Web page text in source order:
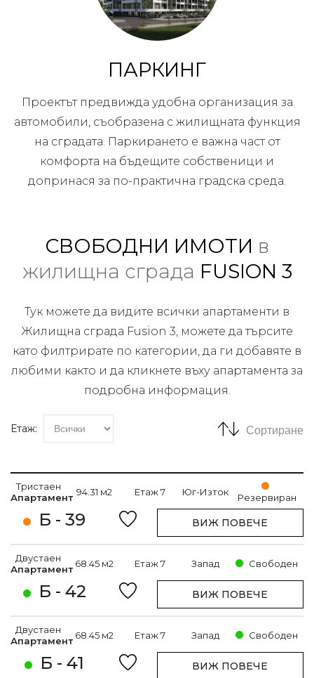
ПАРКИНГ
Проектът предвижда удобна организация за
автомобили, съобразена с жилищната функция
на сградата. Паркирането е важна част от
комфорта на бъдещите собственици и
допринася за по-практична градска среда.
СВОБОДНИ ИМОТИ в
жилищна сграда FUSION 3
Тук можете да видите всички апартаменти в
Жилищна сграда Fusion 3, можете да търсите
като филтрирате по категории, да ги добавяте в
любими както и да кликнете въху апартамента за
подробна информация.
Етаж: Сортиране
Б - 39
Тристаен
Апартамент 94.31 м2 Етаж 7 Юг-Изток Резервиран
ВИЖ ПОВЕЧЕ
Б - 42
Двустаен
Апартамент 68.45 м2 Етаж 7 Запад Свободен
ВИЖ ПОВЕЧЕ
Б - 41
Двустаен
Апартамент 68.45 м2 Етаж 7 Запад Свободен
ВИЖ ПОВЕЧЕ